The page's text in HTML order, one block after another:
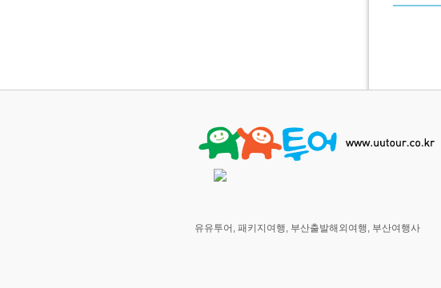
유유투어, 패키지여행, 부산출발해외여행, 부산여행사